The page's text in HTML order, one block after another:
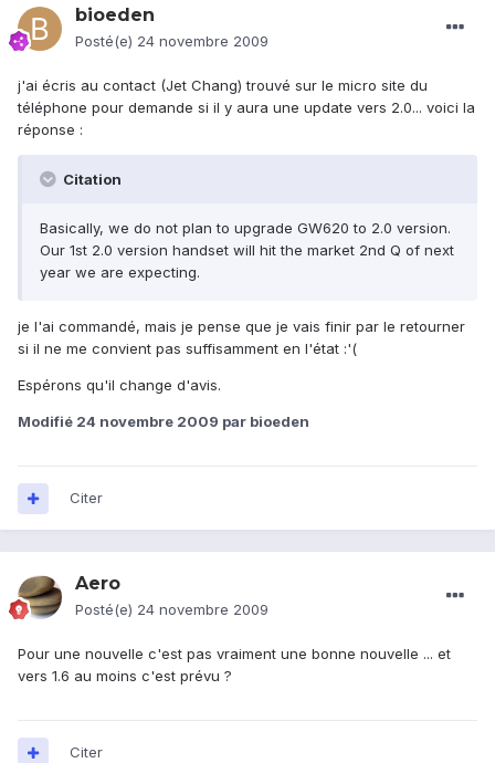
bioeden
Posté(e) 24 novembre 2009
j'ai écris au contact (Jet Chang) trouvé sur le micro site du
téléphone pour demande si il y aura une update vers 2.0... voici la
réponse :
Citation
Basically, we do not plan to upgrade GW620 to 2.0 version.
Our 1st 2.0 version handset will hit the market 2nd Q of next
year we are expecting.
je l'ai commandé, mais je pense que je vais finir par le retourner
si il ne me convient pas suffisamment en l'état :'(
Espérons qu'il change d'avis.
Modifié 24 novembre 2009 par bioeden
Citer
Aero
Posté(e) 24 novembre 2009
Pour une nouvelle c'est pas vraiment une bonne nouvelle ... et
vers 1.6 au moins c'est prévu ?
Citer